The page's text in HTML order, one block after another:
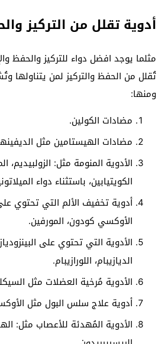
أدوية تقلل من التركيز
مثلما يوجد افضل دواء للتركيز والحفظ
تُقلل من الحفظ والتركيز لمن يتناولها
ومنها:
مضادات الكولين.
مضادات الهيستامين مثل
الأدوية المنومة مثل: الزولبيديم،
الكويتيابين، باستثناء دواء
أدوية تخفيف الألم التي تحتوي
الأوكسي كودون، المورفين.
الأدوية التي تحتوي على
الديازيبام، اللورازيبام.
الأدوية مُرخية العضلات مثل
أدوية علاج سلس البول مثل
الأدوية المُهدئة للأعصاب مثل: